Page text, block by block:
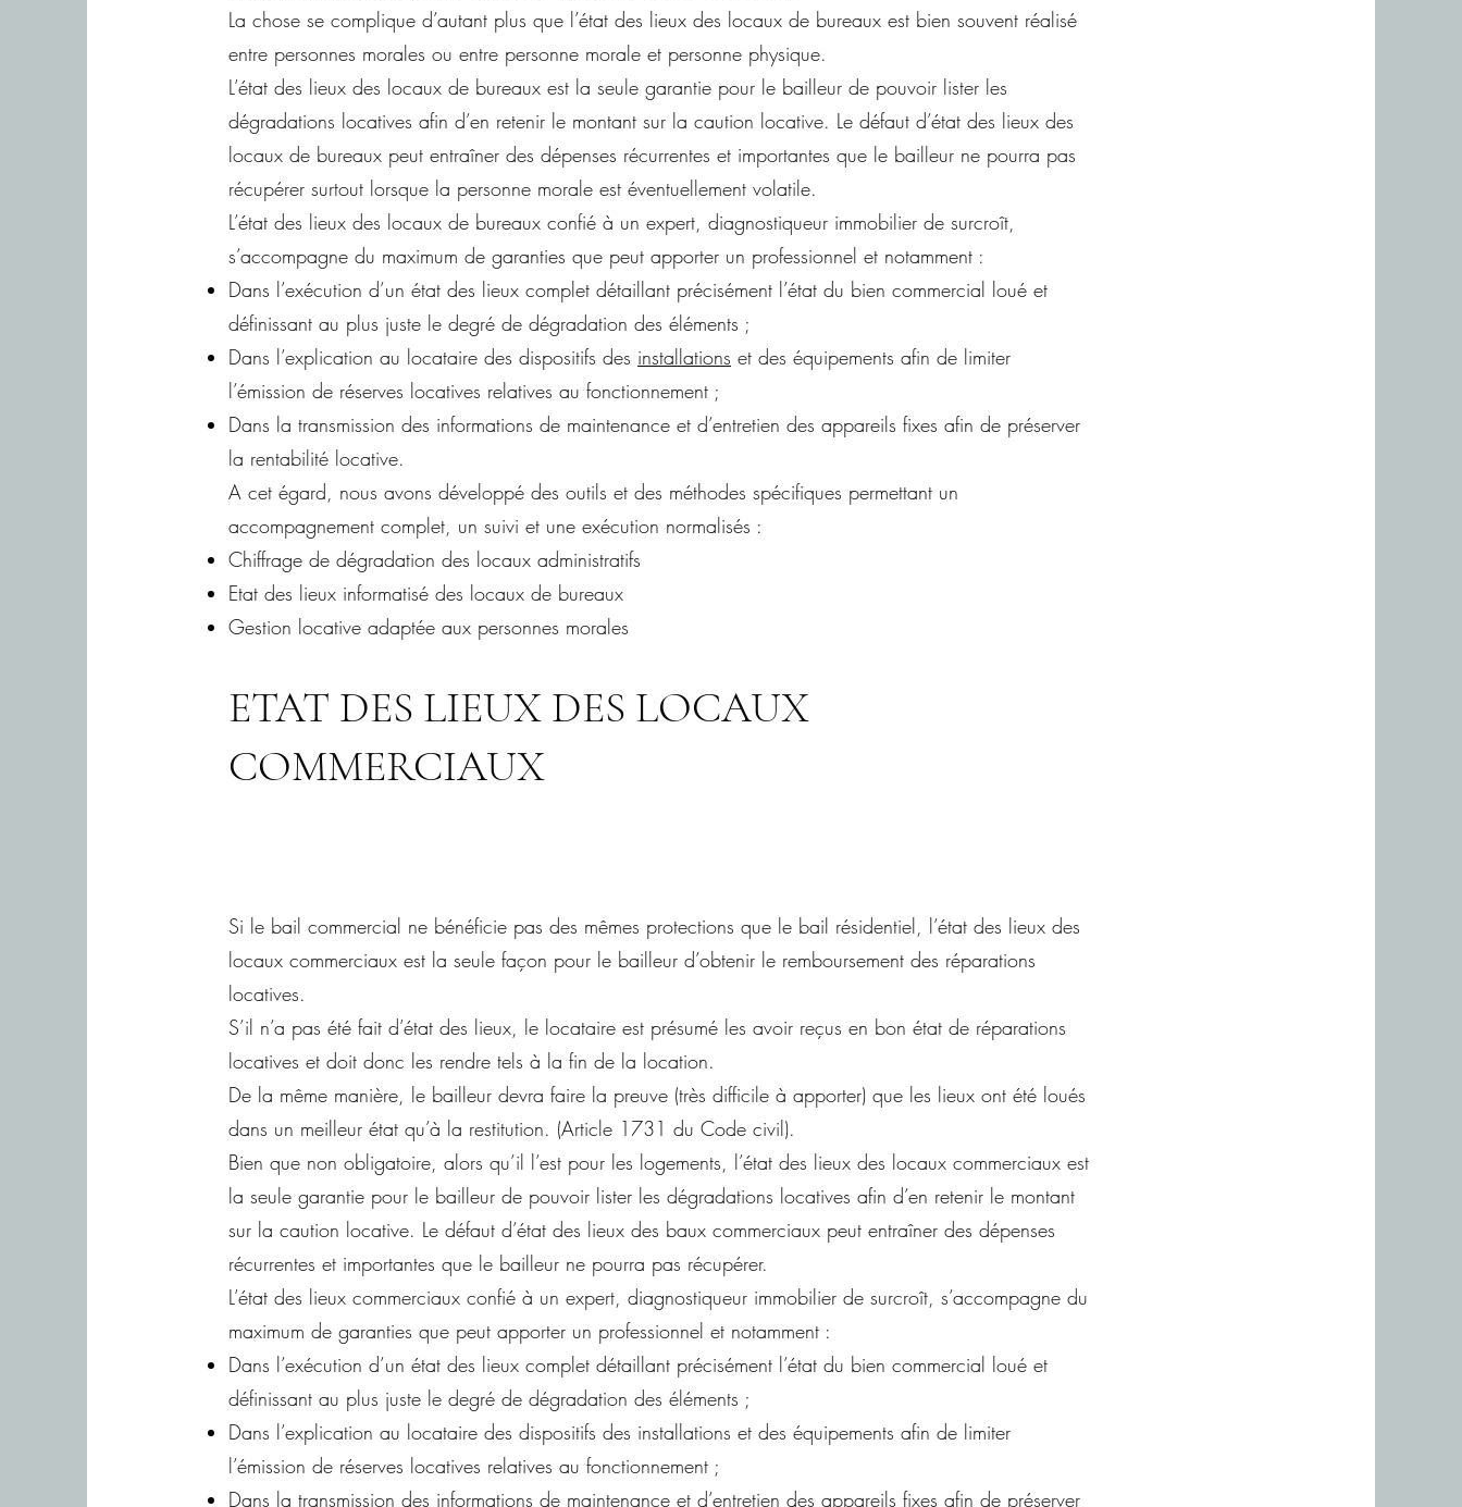
La chose se complique d’autant plus que l’état des lieux des locaux de bureaux est bien souvent réalisé
entre personnes morales ou entre personne morale et personne physique.
L’état des lieux des locaux de bureaux est la seule garantie pour le bailleur de pouvoir lister les
dégradations locatives afin d’en retenir le montant sur la caution locative. Le défaut d’état des lieux des
locaux de bureaux peut entraîner des dépenses récurrentes et importantes que le bailleur ne pourra pas
récupérer surtout lorsque la personne morale est éventuellement volatile.
L’état des lieux des locaux de bureaux confié à un expert, diagnostiqueur immobilier de surcroît,
s’accompagne du maximum de garanties que peut apporter un professionnel et notamment :
Dans l’exécution d’un état des lieux complet détaillant précisément l’état du bien commercial loué et
définissant au plus juste le degré de dégradation des éléments ;
Dans l’explication au locataire des dispositifs des installations et des équipements afin de limiter
l’émission de réserves locatives relatives au fonctionnement ;
Dans la transmission des informations de maintenance et d’entretien des appareils fixes afin de préserver
la rentabilité locative.
A cet égard, nous avons développé des outils et des méthodes spécifiques permettant un
accompagnement complet, un suivi et une exécution normalisés :
Chiffrage de dégradation des locaux administratifs
Etat des lieux informatisé des locaux de bureaux
Gestion locative adaptée aux personnes morales
ETAT DES LIEUX DES LOCAUX
COMMERCIAUX
Si le bail commercial ne bénéficie pas des mêmes protections que le bail résidentiel, l’état des lieux des
locaux commerciaux est la seule façon pour le bailleur d’obtenir le remboursement des réparations
locatives.
S’il n’a pas été fait d’état des lieux, le locataire est présumé les avoir reçus en bon état de réparations
locatives et doit donc les rendre tels à la fin de la location.
De la même manière, le bailleur devra faire la preuve (très difficile à apporter) que les lieux ont été loués
dans un meilleur état qu’à la restitution. (Article 1731 du Code civil).
Bien que non obligatoire, alors qu’il l’est pour les logements, l’état des lieux des locaux commerciaux est
la seule garantie pour le bailleur de pouvoir lister les dégradations locatives afin d’en retenir le montant
sur la caution locative. Le défaut d’état des lieux des baux commerciaux peut entraîner des dépenses
récurrentes et importantes que le bailleur ne pourra pas récupérer.
L’état des lieux commerciaux confié à un expert, diagnostiqueur immobilier de surcroît, s’accompagne du
maximum de garanties que peut apporter un professionnel et notamment :
Dans l’exécution d’un état des lieux complet détaillant précisément l’état du bien commercial loué et
définissant au plus juste le degré de dégradation des éléments ;
Dans l’explication au locataire des dispositifs des installations et des équipements afin de limiter
l’émission de réserves locatives relatives au fonctionnement ;
Dans la transmission des informations de maintenance et d’entretien des appareils fixes afin de préserver